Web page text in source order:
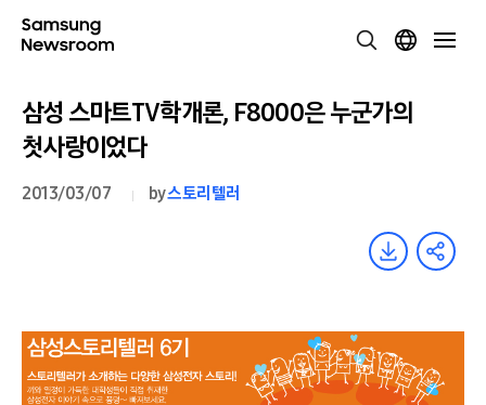
삼성 스마트TV학개론, F8000은 누군가의
첫사랑이었다
2013/03/07 by스토리텔러